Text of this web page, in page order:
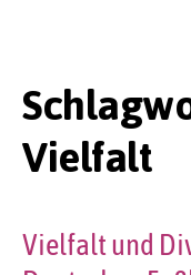
Vielfalt
Vielfalt und